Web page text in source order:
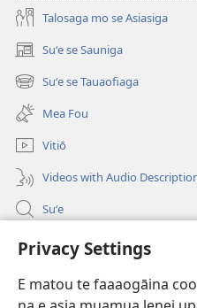
Privacy Settings
E matou te faaaogāina
Talosaga mo se Asiasiga
Suʻe se Sauniga
(tatala
se
isi
polokalame)
Suʻe se Tauaofiaga
(tatala
se
isi
polokalame)
Mea Fou
Vitiō
Videos with Audio
Suʻe
Faamatalaga mo Ofisa o le